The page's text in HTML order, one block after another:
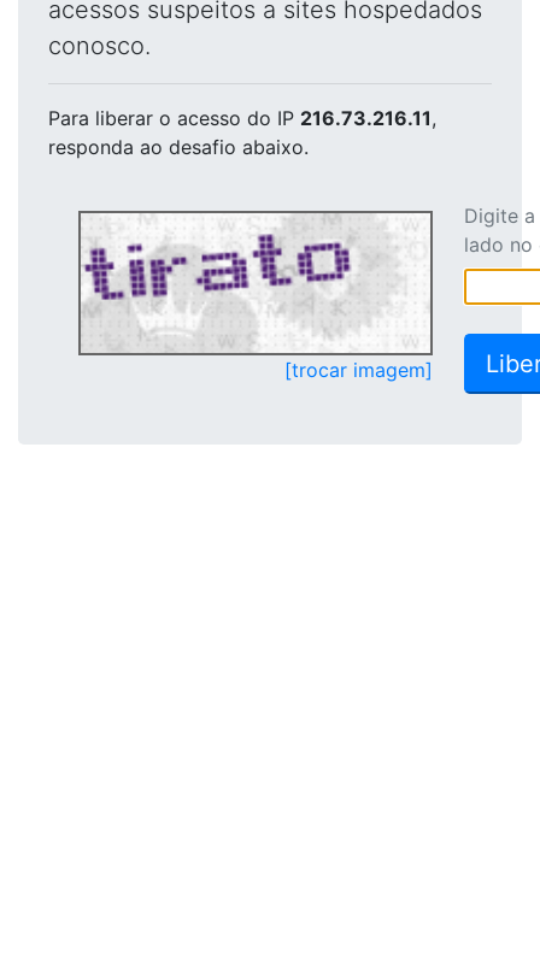
acessos suspeitos a sites hospedados
conosco.
Para liberar o acesso do IP 216.73.216.11,
responda ao desafio abaixo.
[trocar imagem]
Digite
lado no